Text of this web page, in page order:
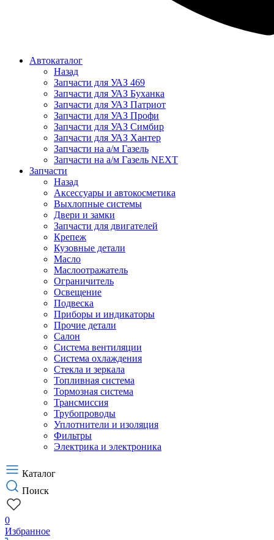
Автокаталог
Назад
Запчасти для УАЗ 469
Запчасти для УАЗ Буханка
Запчасти для УАЗ Патриот
Запчасти для УАЗ Профи
Запчасти для УАЗ Симбир
Запчасти для УАЗ Хантер
Запчасти на а/м Газель
Запчасти на а/м Газель NEXT
Запчасти
Назад
Аксессуары и автокосметика
Выхлопные системы
Двери и замки
Запчасти для двигателей
Крепеж
Кузовные детали
Масло
Маслоотражатель
Ограничитель
Освещение
Подвеска
Приборы и индикаторы
Прочие детали
Салон
Система вентиляции
Система охлаждения
Стекла и зеркала
Топливная система
Тормозная система
Трансмиссия
Трубопроводы
Уплотнители и изоляция
Фильтры
Электрика и электроника
Каталог
Поиск
0
Избранное